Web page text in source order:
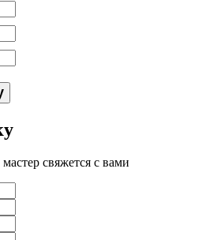
свяжется с вами